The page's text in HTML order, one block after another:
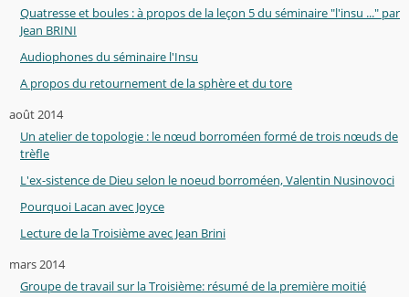
Quatresse et boules : à propos de la leçon 5 du séminaire "l'insu ..." par
Jean BRINI
Audiophones du séminaire l'Insu
A propos du retournement de la sphère et du tore
août 2014
Un atelier de topologie : le nœud borroméen formé de trois nœuds de
trèfle
L'ex-sistence de Dieu selon le noeud borroméen, Valentin Nusinovoci
Pourquoi Lacan avec Joyce
Lecture de la Troisième avec Jean Brini
mars 2014
Groupe de travail sur la Troisième: résumé de la première moitié